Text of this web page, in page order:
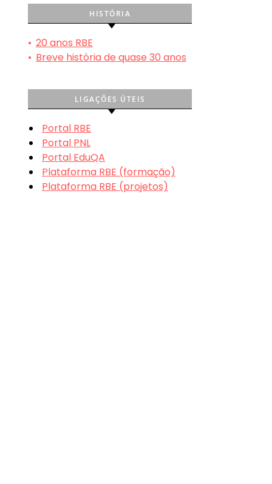
HISTÓRIA
• 20 anos RBE
• Breve história de quase 30 anos
LIGAÇÕES ÚTEIS
Portal RBE
Portal PNL
Portal EduQA
Plataforma RBE (formação)
Plataforma RBE (projetos)